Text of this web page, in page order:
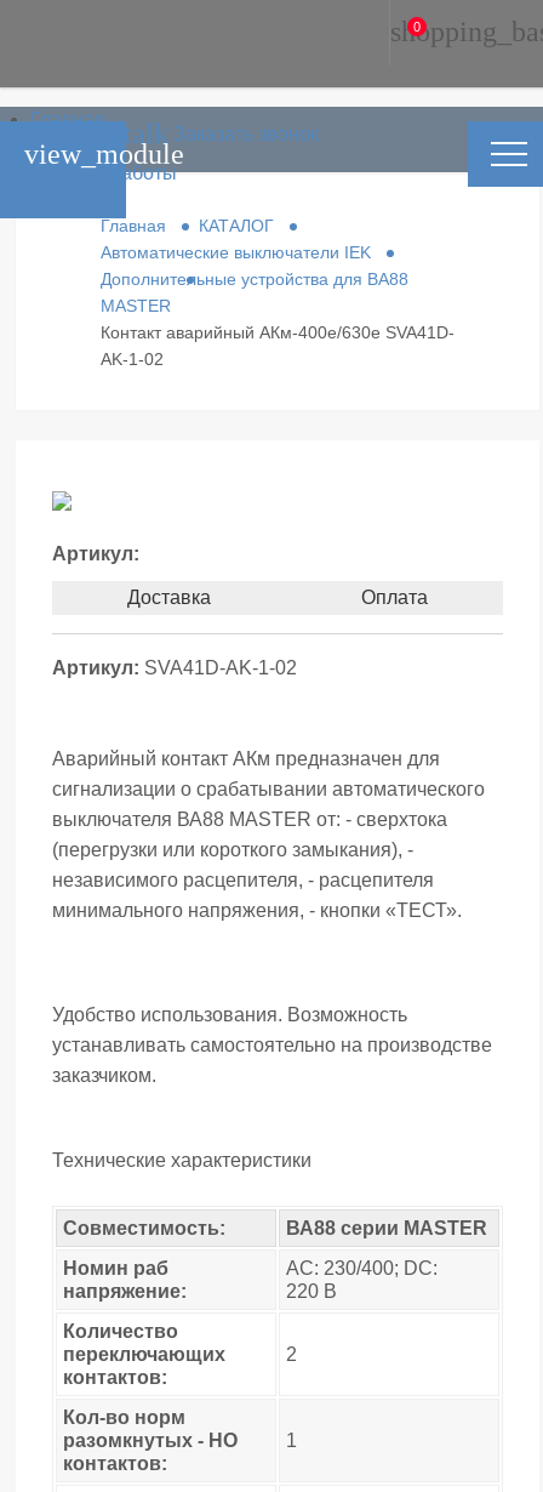
phone_in_talk Заказать звонок
Главная
Каталог
Условия работы
0
Главная
КАТАЛОГ
Автоматические выключатели IEK
Дополнительные устройства для ВА88
MASTER
Контакт аварийный АКм-400е/630е SVA41D-
AK-1-02
Артикул:
Доставка Оплата
Артикул: SVA41D-AK-1-02
Аварийный контакт АКм предназначен для
сигнализации о срабатывании автоматического
выключателя ВА88 MASTER от: - сверхтока
(перегрузки или короткого замыкания), -
независимого расцепителя, - расцепителя
минимального напряжения, - кнопки «ТЕСТ».
Удобство использования. Возможность
устанавливать самостоятельно на производстве
заказчиком.
Технические характеристики
Совместимость:
ВА88 серии MASTER
Номин раб
напряжение:
AC: 230/400; DC:
220 В
Количество
переключающих
контактов:
2
Кол-во норм
разомкнутых - НО
контактов:
1
view_module